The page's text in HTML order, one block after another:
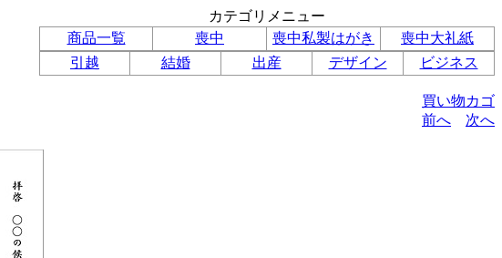
カテゴリメニュー
商品一覧
喪中 喪中私製はがき
喪中大礼紙
引越
結婚 出産 デザイン ビジネス
買い物カゴ
前へ
次へ